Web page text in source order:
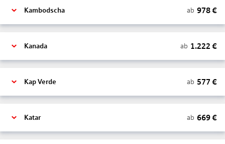
Kambodscha ab 978€
Kanada ab 1.222 €
Kap Verde ab 577 €
Katar ab 669€